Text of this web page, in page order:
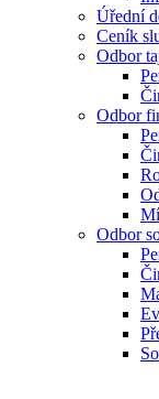
Úřední
Ceník
Odbor
Odbor
Odbor